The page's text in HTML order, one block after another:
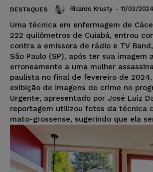
DESTAQUES Ricardo Krusty - 11/03/2024
Uma técnica em enfermagem de
222 quilômetros de Cuiabá, entrou
contra a emissora de rádio e TV
São Paulo (SP), após ter sua imagem
erroneamente a uma mulher
paulista no final de fevereiro de
exibição de imagens do crime no
Urgente, apresentado por José Luiz
reportagem utilizou fotos da técnica
mato-grossense, sugerindo que ela